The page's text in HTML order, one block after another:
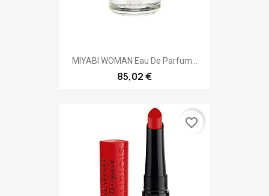
MIYABI WOMAN Eau De Parfum...
85,02 €
favorite_border